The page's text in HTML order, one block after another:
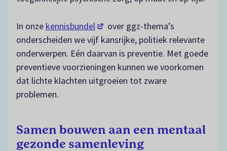
In onze kennisbundel(opent in een nieuw tabblad)
over ggz-thema’s
onderscheiden we vijf kansrijke, politiek relevante
onderwerpen. Eén daarvan is preventie. Met goede
preventieve voorzieningen kunnen we voorkomen
dat lichte klachten uitgroeien tot zware
problemen.
Samen bouwen aan een mentaal
gezonde samenleving